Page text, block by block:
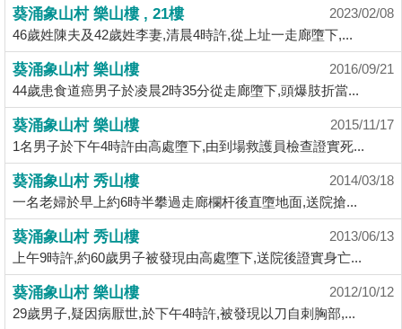
盤
宅
谷
按
揭
地
產
博
客
地
產
新
葵涌象山村 樂山樓 , 21樓
2023/02/08
46歲姓陳夫及42歲姓李妻,清晨4時許,從上址一走廊墮下,...
葵涌象山村 樂山樓
2016/09/21
44歲患食道癌男子於凌晨2時35分從走廊墮下,頭爆肢折當...
葵涌象山村 樂山樓
2015/11/17
1名男子於下午4時許由高處墮下,由到場救護員檢查證實死...
葵涌象山村 秀山樓
2014/03/18
一名老婦於早上約6時半攀過走廊欄杆後直墮地面,送院搶...
葵涌象山村 秀山樓
2013/06/13
上午9時許,約60歲男子被發現由高處墮下,送院後證實身亡...
葵涌象山村 樂山樓
2012/10/12
29歲男子,疑因病厭世,於下午4時許,被發現以刀自刺胸部,...